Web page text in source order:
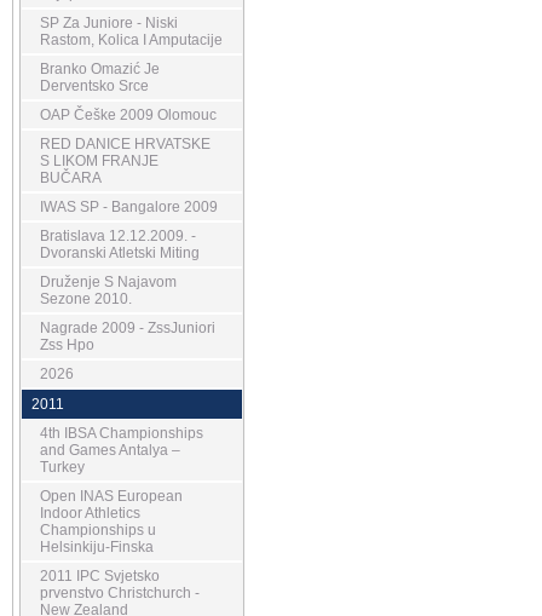
SP Za Juniore - Niski
Rastom, Kolica I Amputacije
Branko Omazić Je
Derventsko Srce
OAP Češke 2009 Olomouc
RED DANICE HRVATSKE
S LIKOM FRANJE
BUČARA
IWAS SP - Bangalore 2009
Bratislava 12.12.2009. -
Dvoranski Atletski Miting
Druženje S Najavom
Sezone 2010.
Nagrade 2009 - ZssJuniori
Zss Hpo
2026
2011
4th IBSA Championships
and Games Antalya –
Turkey
Open INAS European
Indoor Athletics
Championships u
Helsinkiju-Finska
2011 IPC Svjetsko
prvenstvo Christchurch -
New Zealand